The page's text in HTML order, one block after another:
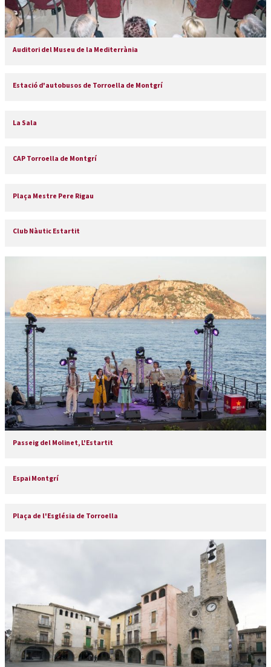
Auditori del Museu de la Mediterrània
Estació d'autobusos de Torroella de Montgrí
La Sala
CAP Torroella de Montgrí
Plaça Mestre Pere Rigau
Club Nàutic Estartit
Passeig del Molinet, L'Estartit
Espai Montgrí
Plaça de l'Església de Torroella